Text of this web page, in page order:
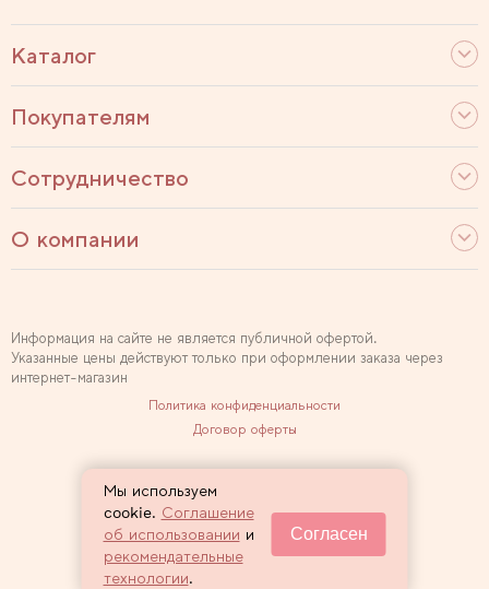
Каталог
Покупателям
Сотрудничество
О компании
2007 — 2026 Sewclub
Информация на сайте не является публичной офертой.
Указанные цены действуют только при оформлении заказа через
интернет-магазин
Политика конфиденциальности
Договор оферты
Мы используем
cookie. Соглашение
об использовании и
рекомендательные
технологии.
Согласен